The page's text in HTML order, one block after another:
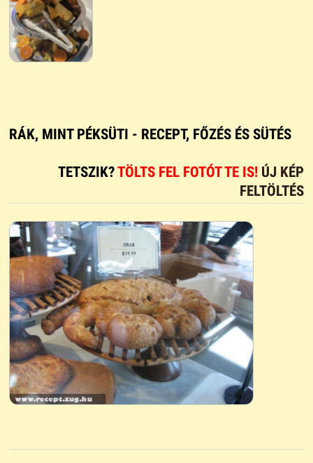
RÁK, MINT PÉKSÜTI - RECEPT, FŐZÉS ÉS SÜTÉS
TETSZIK?TÖLTS FEL FOTÓT TE IS! ÚJ KÉP
FELTÖLTÉS